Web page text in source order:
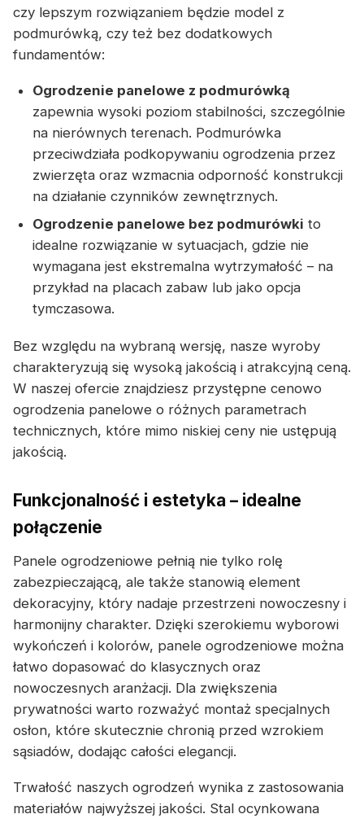
czy lepszym rozwiązaniem będzie model z
podmurówką, czy też bez dodatkowych
fundamentów:
Ogrodzenie panelowe z podmurówką
zapewnia wysoki poziom stabilności, szczególnie
na nierównych terenach. Podmurówka
przeciwdziała podkopywaniu ogrodzenia przez
zwierzęta oraz wzmacnia odporność konstrukcji
na działanie czynników zewnętrznych.
Ogrodzenie panelowe bez podmurówki to
idealne rozwiązanie w sytuacjach, gdzie nie
wymagana jest ekstremalna wytrzymałość – na
przykład na placach zabaw lub jako opcja
tymczasowa.
Bez względu na wybraną wersję, nasze wyroby
charakteryzują się wysoką jakością i atrakcyjną ceną.
W naszej ofercie znajdziesz przystępne cenowo
ogrodzenia panelowe o różnych parametrach
technicznych, które mimo niskiej ceny nie ustępują
jakością.
Funkcjonalność i estetyka – idealne
połączenie
Panele ogrodzeniowe pełnią nie tylko rolę
zabezpieczającą, ale także stanowią element
dekoracyjny, który nadaje przestrzeni nowoczesny i
harmonijny charakter. Dzięki szerokiemu wyborowi
wykończeń i kolorów, panele ogrodzeniowe można
łatwo dopasować do klasycznych oraz
nowoczesnych aranżacji. Dla zwiększenia
prywatności warto rozważyć montaż specjalnych
osłon, które skutecznie chronią przed wzrokiem
sąsiadów, dodając całości elegancji.
Trwałość naszych ogrodzeń wynika z zastosowania
materiałów najwyższej jakości. Stal ocynkowana